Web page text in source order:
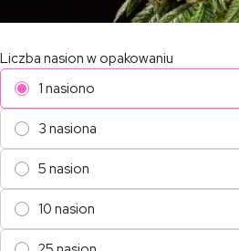
Liczba nasion w opakowaniu
1 nasiono
3 nasiona
5 nasion
10 nasion